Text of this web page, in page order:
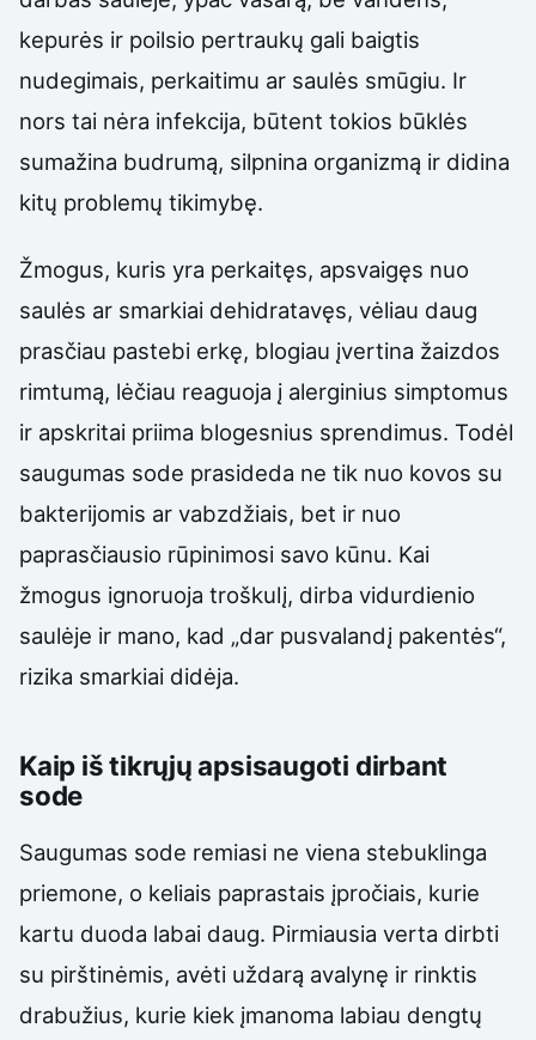
kepurės ir poilsio pertraukų gali baigtis
nudegimais, perkaitimu ar saulės smūgiu. Ir
nors tai nėra infekcija, būtent tokios būklės
sumažina budrumą, silpnina organizmą ir didina
kitų problemų tikimybę.
Žmogus, kuris yra perkaitęs, apsvaigęs nuo
saulės ar smarkiai dehidratavęs, vėliau daug
prasčiau pastebi erkę, blogiau įvertina žaizdos
rimtumą, lėčiau reaguoja į alerginius simptomus
ir apskritai priima blogesnius sprendimus. Todėl
saugumas sode prasideda ne tik nuo kovos su
bakterijomis ar vabzdžiais, bet ir nuo
paprasčiausio rūpinimosi savo kūnu. Kai
žmogus ignoruoja troškulį, dirba vidurdienio
saulėje ir mano, kad „dar pusvalandį pakentės“,
rizika smarkiai didėja.
Kaip iš tikrųjų apsisaugoti dirbant
sode
Saugumas sode remiasi ne viena stebuklinga
priemone, o keliais paprastais įpročiais, kurie
kartu duoda labai daug. Pirmiausia verta dirbti
su pirštinėmis, avėti uždarą avalynę ir rinktis
drabužius, kurie kiek įmanoma labiau dengtų